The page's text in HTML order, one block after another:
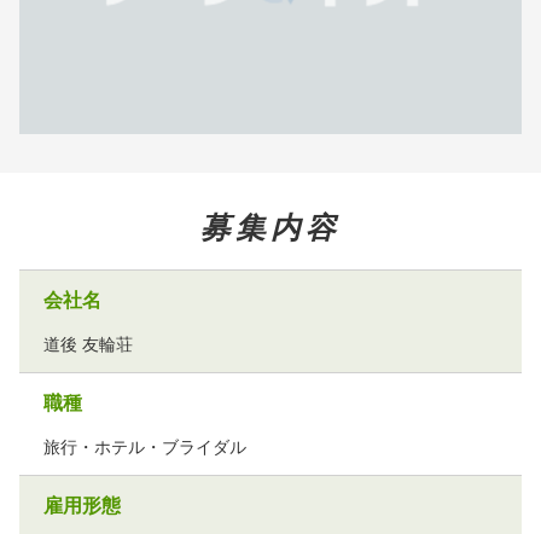
募集内容
会社名
道後 友輪荘
職種
旅行・ホテル・ブライダル
雇用形態